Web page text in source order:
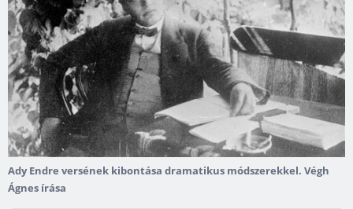
Ady Endre versének kibontása dramatikus módszerekkel. Végh
Ágnes írása